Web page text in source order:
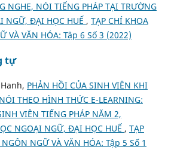
NGHE, NÓI TIẾNG PHÁP TẠI TRƯỜNG
NGỮ, ĐẠI HỌC HUẾ , TẠP CHÍ KHOA
VÀ VĂN HÓA: Tập 6 Số 3 (2022)
tự
PHẢN HỒI CỦA SINH VIÊN KHI
THEO HÌNH THỨC E-LEARNING:
VIÊN TIẾNG PHÁP NĂM 2,
NGOẠI NGỮ, ĐẠI HỌC HUẾ , TẠP
NGỮ VÀ VĂN HÓA: Tập 5 Số 1